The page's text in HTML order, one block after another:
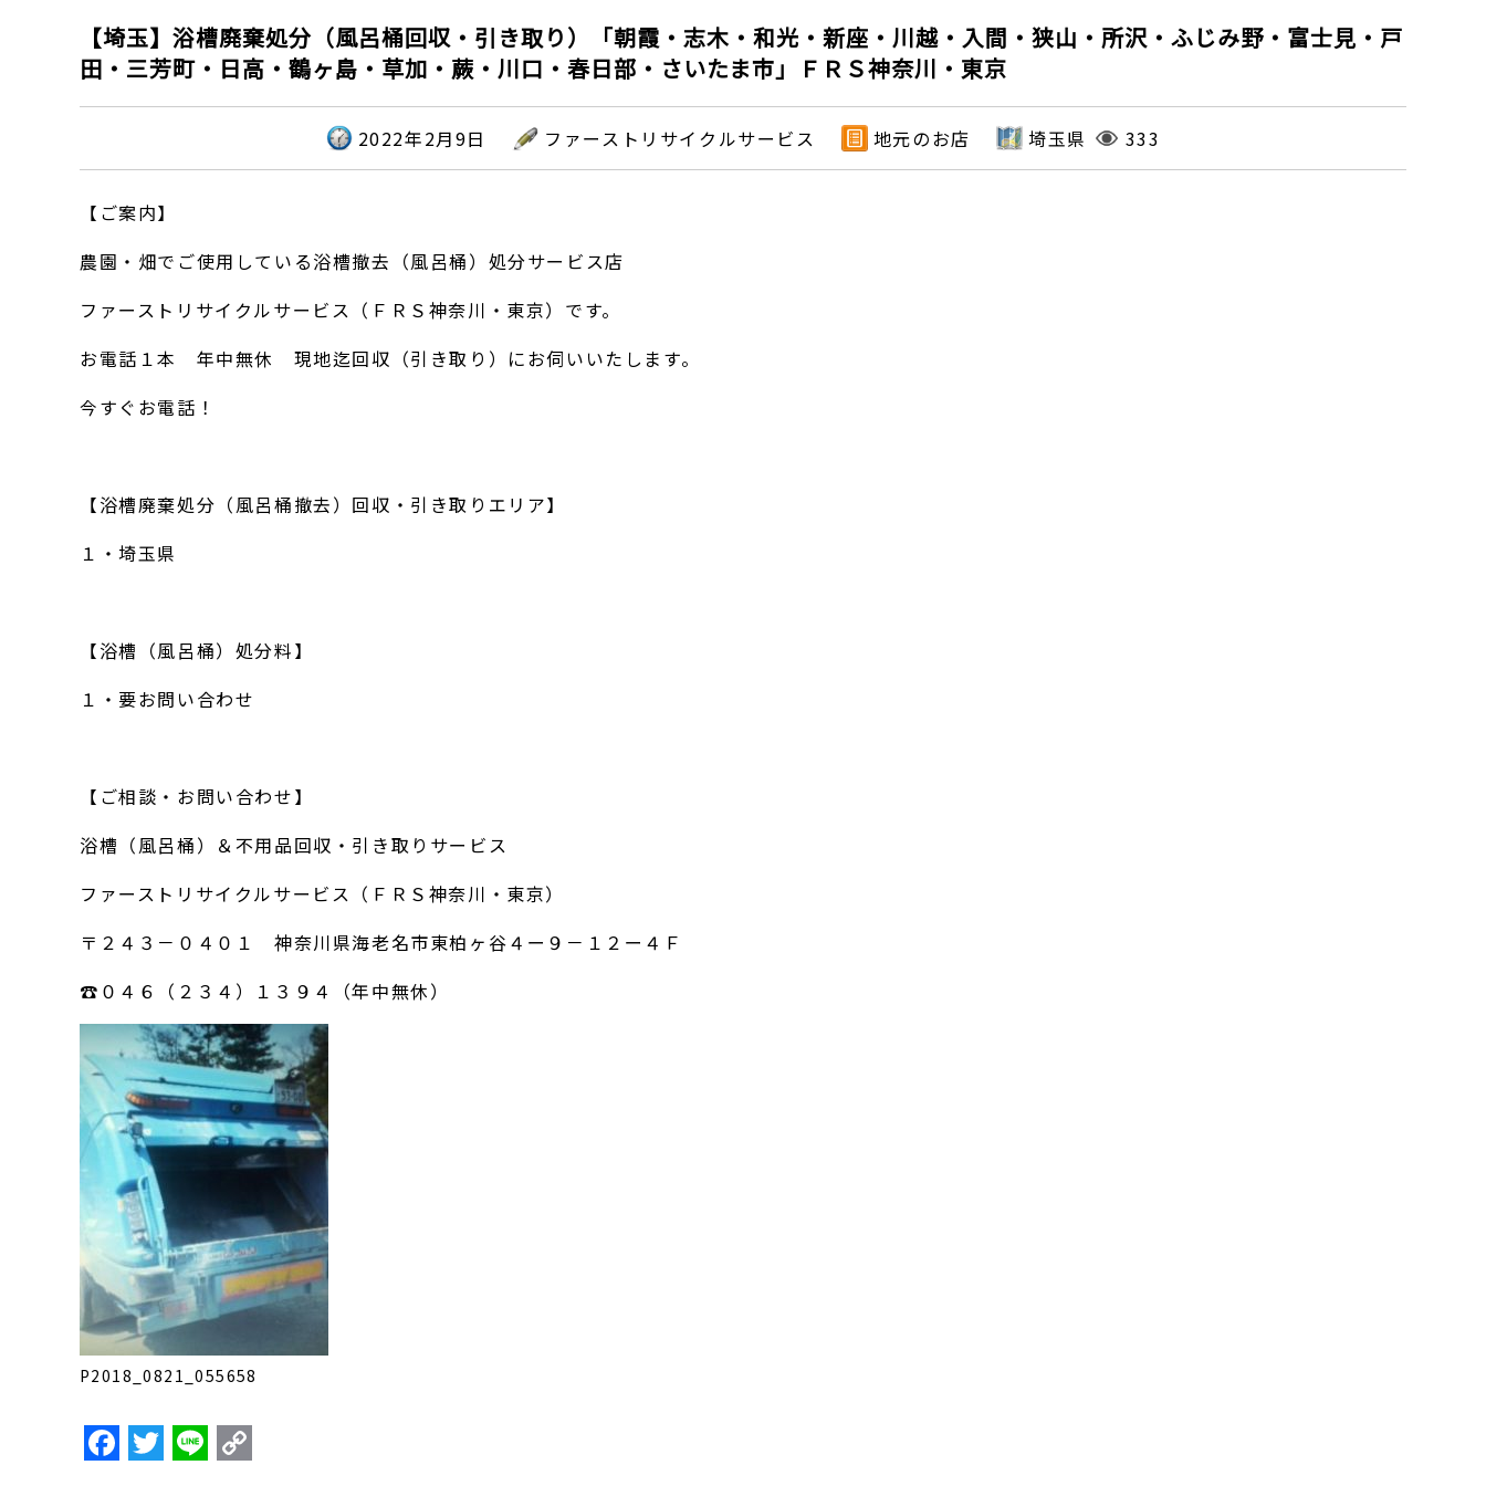
【埼玉】浴槽廃棄処分（風呂桶回収・引き取り）「朝霞・志木・和光・新座・川越・入間・狭山・所沢・ふじみ野・富士見・戸
田・三芳町・日高・鶴ヶ島・草加・蕨・川口・春日部・さいたま市」ＦＲＳ神奈川・東京
2022年2月9日 ファーストリサイクルサービス 地元のお店 埼玉県 333
【ご案内】
農園・畑でご使用している浴槽撤去（風呂桶）処分サービス店
ファーストリサイクルサービス（ＦＲＳ神奈川・東京）です。
お電話１本 年中無休 現地迄回収（引き取り）にお伺いいたします。
今すぐお電話！
【浴槽廃棄処分（風呂桶撤去）回収・引き取りエリア】
１・埼玉県
【浴槽（風呂桶）処分料】
１・要お問い合わせ
【ご相談・お問い合わせ】
浴槽（風呂桶）＆不用品回収・引き取りサービス
ファーストリサイクルサービス（ＦＲＳ神奈川・東京）
〒２４３－０４０１ 神奈川県海老名市東柏ヶ谷４ー９－１２ー４Ｆ
☎０４６（２３４）１３９４（年中無休）
P2018_0821_055658
F T Li